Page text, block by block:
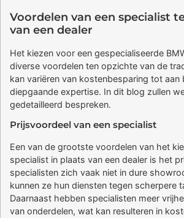
Voordelen van een specialist
van een dealer
Het kiezen voor een gespecialiseerde
diverse voordelen ten opzichte van de
kan variëren van kostenbesparing tot aan
diepgaande expertise. In dit blog zullen
gedetailleerd bespreken.
Prijsvoordeel van een specialist
Een van de grootste voordelen van het
specialist in plaats van een dealer is het
specialisten zich vaak niet in dure
kunnen ze hun diensten tegen scherpere
Daarnaast hebben specialisten meer
van onderdelen, wat kan resulteren in